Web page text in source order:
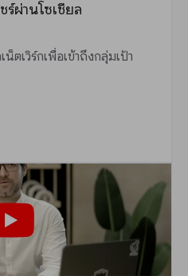
ร์ผ่านโซเชียล
น็ตเวิร์กเพื่อเข้าถึงกลุ่มเป้า